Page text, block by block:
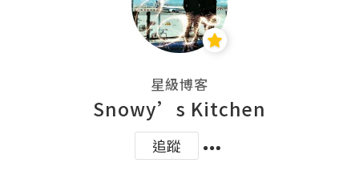
星級博客
Snowy’s Kitchen
追蹤